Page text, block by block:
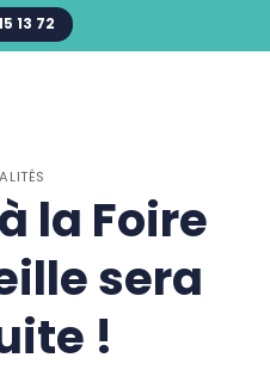
13 72
la Foire
sera
!